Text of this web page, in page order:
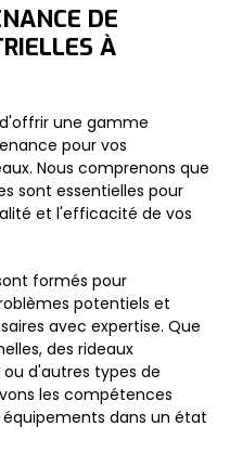
DE
À
d'offrir une gamme
pour vos
Nous comprenons que
sont essentielles pour
et l'efficacité de vos
formés pour
potentiels et
avec expertise. Que
des rideaux
d'autres types de
les compétences
dans un état